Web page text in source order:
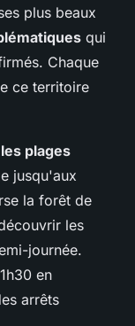
plus beaux
qui
Chaque
ce territoire
plages
jusqu'aux
la forêt de
les
journée.
en
arrêts